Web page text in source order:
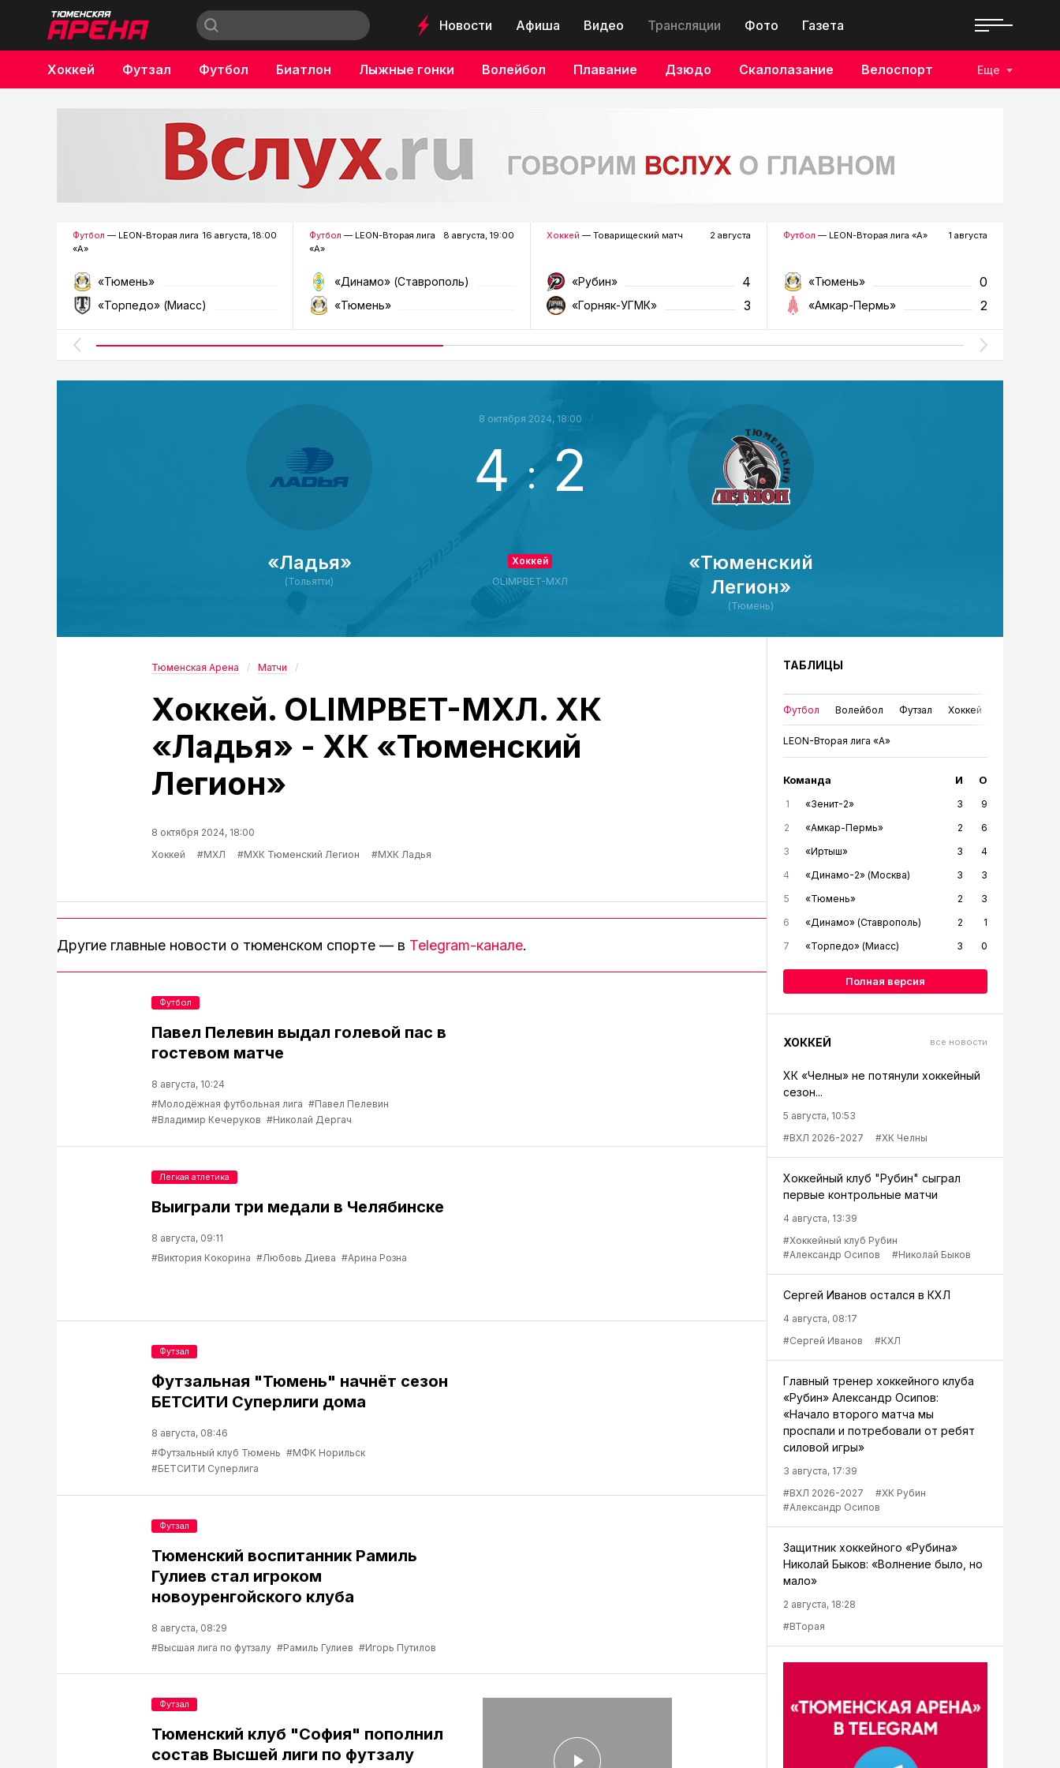
Новости Афиша Видео Трансляции Фото Газета
Хоккей Футзал Футбол Биатлон Лыжные гонки Волейбол Плавание Дзюдо Скалолазание Велоспорт
Бокс
Еще
Футбол — LEON-Вторая лига
«А»
16 августа, 18:00
«Тюмень»
«Торпедо» (Миасс)
Футбол — LEON-Вторая лига
«А»
8 августа, 19:00
«Динамо» (Ставрополь)
«Тюмень»
Хоккей — Товарищеский матч 2 августа
«Рубин» 4
«Горняк-УГМК» 3
Футбол — LEON-Вторая лига «А» 1 августа
«Тюмень» 0
«Амкар-Пермь» 2
«Ладья»
(Тольятти)
8 октября 2024, 18:00
4 : 2
Хоккей
OLIMPBET-МХЛ
«Тюменский
Легион»
(Тюмень)
Тюменская Арена Матчи
Хоккей. OLIMPBET-МХЛ. ХК
«Ладья» - ХК «Тюменский
Легион»
8 октября 2024, 18:00
Хоккей
#МХЛ #МХК Тюменский Легион #МХК Ладья
Другие главные новости о тюменском спорте — в Telegram-канале.
Павел Пелевин выдал голевой пас в
гостевом матче
8 августа, 10:24
#Молодёжная футбольная лига #Павел Пелевин
#Владимир Кечеруков #Николай Дергач
Футбол
Выиграли три медали в Челябинске
8 августа, 09:11
#Виктория Кокорина #Любовь Диева #Арина Розна
Легкая атлетика
Футзальная "Тюмень" начнёт сезон
БЕТСИТИ Суперлиги дома
8 августа, 08:46
#Футзальный клуб Тюмень #МФК Норильск
#БЕТСИТИ Суперлига
Футзал
Тюменский воспитанник Рамиль
Гулиев стал игроком
новоуренгойского клуба
8 августа, 08:29
#Высшая лига по футзалу #Рамиль Гулиев #Игорь Путилов
Футзал
Тюменский клуб "София" пополнил
состав Высшей лиги по футзалу
Футзал
ТАБЛИЦЫ
Футбол Волейбол Футзал Хоккей
LEON-Вторая лига «А»
Команда И О
1 «Зенит-2» 3
9
2
«Амкар-Пермь» 2
6
3
«Иртыш» 3
4
4
«Динамо-2» (Москва) 3
3
5
«Тюмень» 2
3
6
«Динамо» (Ставрополь) 2
1
7
«Торпедо» (Миасс) 3 0
Полная версия
ХОККЕЙ все новости
ХК «Челны» не потянули хоккейный
сезон...
5 августа, 10:53
#ВХЛ 2026-2027
#ХК Челны
Хоккейный клуб "Рубин" сыграл
первые контрольные матчи
4 августа, 13:39
#Хоккейный клуб Рубин
#Александр Осипов
#Николай Быков
Сергей Иванов остался в КХЛ
4 августа, 08:17
#Сергей Иванов
#КХЛ
Главный тренер хоккейного клуба
«Рубин» Александр Осипов:
«Начало второго матча мы
проспали и потребовали от ребят
силовой игры»
3 августа, 17:39
#ВХЛ 2026-2027
#ХК Рубин
#Александр Осипов
Защитник хоккейного «Рубина»
Николай Быков: «Волнение было, но
мало»
2 августа, 18:28
#ВТорая